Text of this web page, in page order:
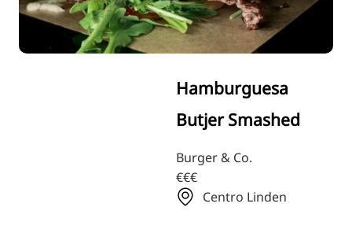
FI
UK
Hamburguesa
Butjer Smashed
Burger & Co.
€€€
Centro Linden